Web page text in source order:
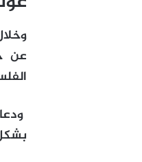
عن